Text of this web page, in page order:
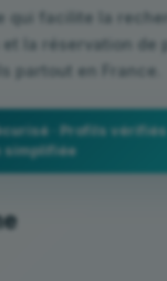
qui facilite la
et la réservation de
partout en France.
· Profils vérifiés ·
simplifiée